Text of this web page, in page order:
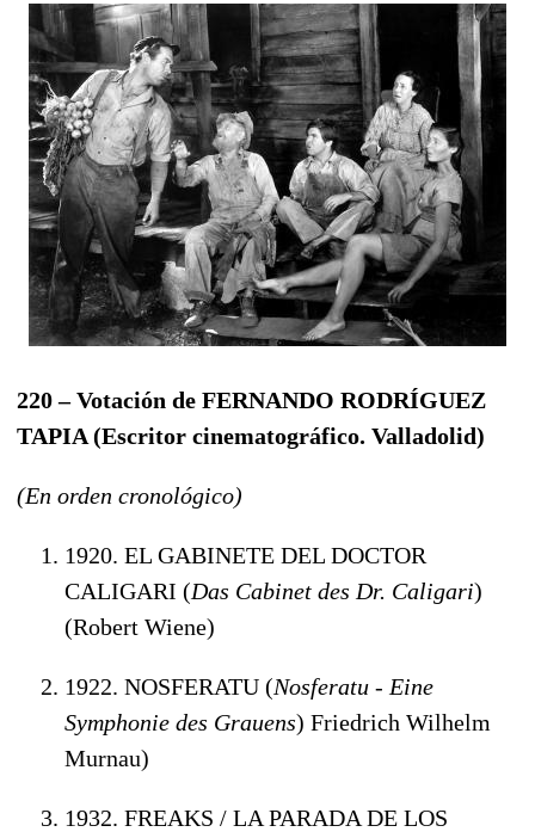
220 – Votación de FERNANDO RODRÍGUEZ
TAPIA (Escritor cinematográfico. Valladolid)
(En orden cronológico)
1920. EL GABINETE DEL DOCTOR
CALIGARI (Das Cabinet des Dr. Caligari)
(Robert Wiene)
1922. NOSFERATU (Nosferatu - Eine
Symphonie des Grauens) Friedrich Wilhelm
Murnau)
1932. FREAKS / LA PARADA DE LOS